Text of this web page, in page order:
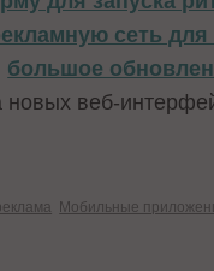
сеть для
большое
новых веб-
Мобильные